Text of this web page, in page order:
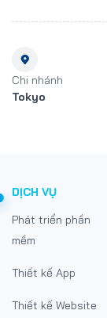
Chi nhánh
Tokyo
DỊCH VỤ
Phát triển phần
mềm
Thiết kế App
Thiết kế Website